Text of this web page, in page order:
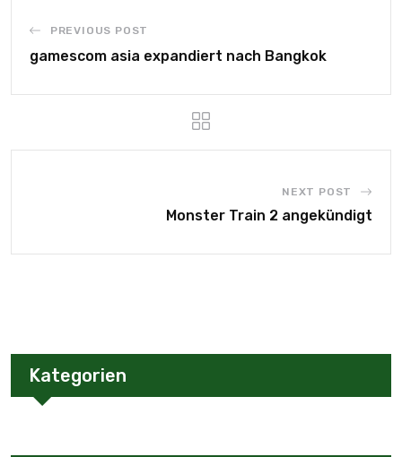
PREVIOUS POST
gamescom asia expandiert nach Bangkok
NEXT POST
Monster Train 2 angekündigt
Kategorien